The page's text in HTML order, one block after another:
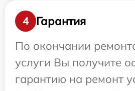
4
Гарантия
По окончании
услуги Вы получите
гарантию на ремонт